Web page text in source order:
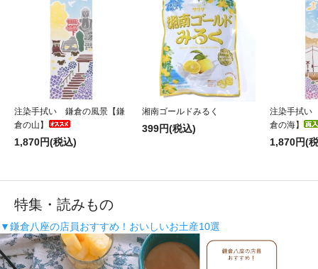
注染手拭い 鎌倉の風景【鎌
倉の山】
1,870円(税込)
湘南ゴールドみるく
399円(税込)
注染手拭い
倉の海】
1,870円(
特集・読みもの
▼鎌倉八座の店員おすすめ！おいしいお土産10選